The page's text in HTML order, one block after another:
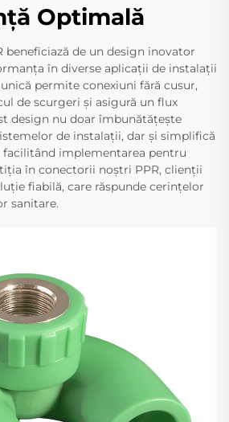
Optimală
beneficiază de un design inovator
în diverse aplicații de instalații
permite conexiuni fără cusur,
de scurgeri și asigură un flux
design nu doar îmbunătățește
de instalații, dar și simplifică
facilitând implementarea pentru
în conectorii noștri PPR, clienții
fiabilă, care răspunde cerințelor
sanitare.